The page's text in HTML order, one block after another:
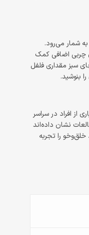
شمار می‌رود.
چربی اضافی کمک
سبز مقداری فلفل
بنوشید.
افراد در سراسر
نشان داده‌اند
خلق‌وخو را تجربه